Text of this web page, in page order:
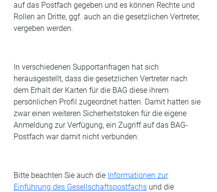
auf das Postfach gegeben und es können Rechte und
Rollen an Dritte, ggf. auch an die gesetzlichen Vertreter,
vergeben werden.
In verschiedenen Supportanfragen hat sich
herausgestellt, dass die gesetzlichen Vertreter nach
dem Erhalt der Karten für die BAG diese ihrem
persönlichen Profil zugeordnet hatten. Damit hatten sie
zwar einen weiteren Sicherheitstoken für die eigene
Anmeldung zur Verfügung, ein Zugriff auf das BAG-
Postfach war damit nicht verbunden.
Bitte beachten Sie auch die Informationen zur
Einführung des Gesellschaftspostfachs und die